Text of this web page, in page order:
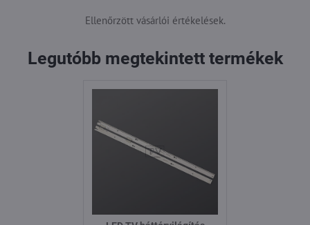
Ellenőrzött vásárlói értékelések.
Legutóbb megtekintett termékek